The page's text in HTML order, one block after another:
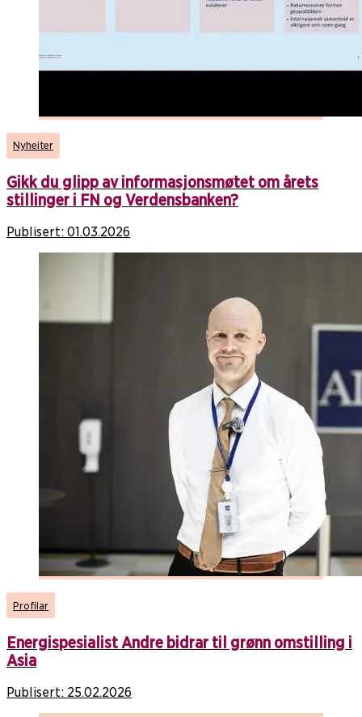
Nyheiter
Gikk du glipp av informasjonsmøtet om årets
stillinger i FN og Verdensbanken?
Publisert: 01.03.2026
Profilar
Energispesialist Andre bidrar til grønn omstilling i
Asia
Publisert: 25.02.2026